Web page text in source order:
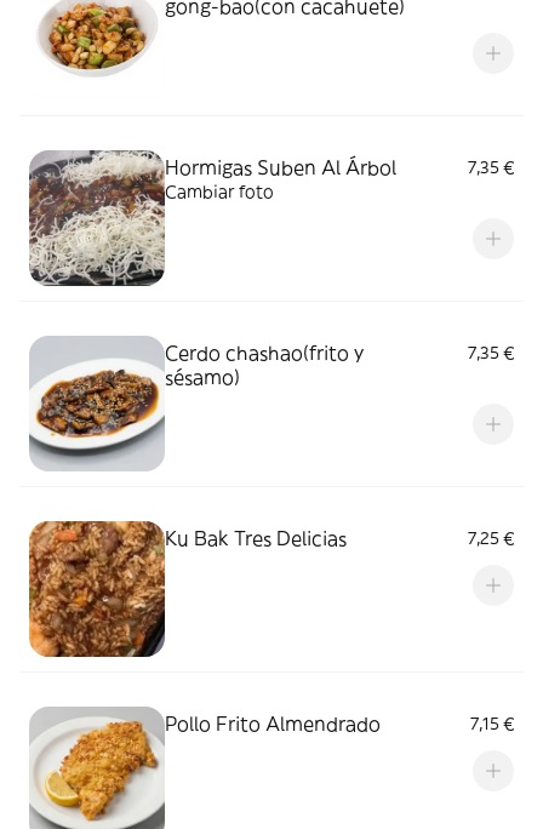
gong-bao(con cacahuete)
Hormigas Suben Al Árbol
7,35 €
Cambiar foto
Cerdo chashao(frito y
sésamo)
7,35 €
Ku Bak Tres Delicias 7,25 €
Pollo Frito Almendrado 7,15 €